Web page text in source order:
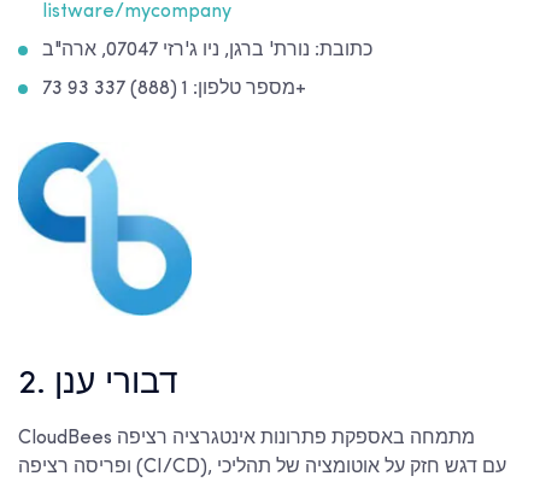
listware/mycompany
כתובת: נורת' ברגן, ניו ג'רזי 07047, ארה"ב
מספר טלפון: 1 (888) 337 93 73+
2. דבורי ענן
CloudBees מתמחה באספקת פתרונות אינטגרציה רציפה
ופריסה רציפה (CI/CD), עם דגש חזק על אוטומציה של תהליכי